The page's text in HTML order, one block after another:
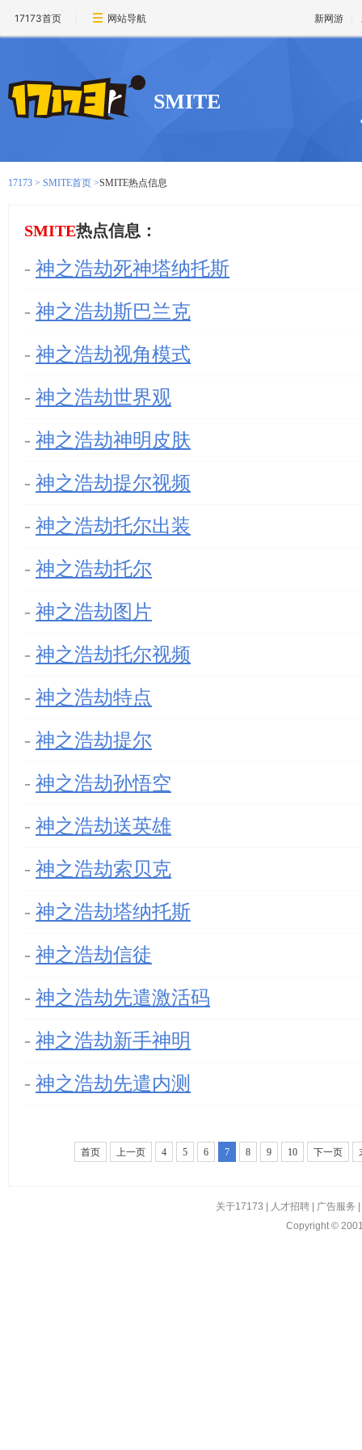
17173首页 网站导航 新网游
SMITE
17173 > SMITE首页 >SMITE热点信息
SMITE热点信息：
- 神之浩劫死神塔纳托斯
- 神之浩劫斯巴兰克
- 神之浩劫视角模式
- 神之浩劫世界观
- 神之浩劫神明皮肤
- 神之浩劫提尔视频
- 神之浩劫托尔出装
- 神之浩劫托尔
- 神之浩劫图片
- 神之浩劫托尔视频
- 神之浩劫特点
- 神之浩劫提尔
- 神之浩劫孙悟空
- 神之浩劫送英雄
- 神之浩劫索贝克
- 神之浩劫塔纳托斯
- 神之浩劫信徒
- 神之浩劫先遣激活码
- 神之浩劫新手神明
- 神之浩劫先遣内测
首页 上一页 4 5 6 7 8 9 10 下一页
关于17173 人才招聘 广告服务
Copyright ©